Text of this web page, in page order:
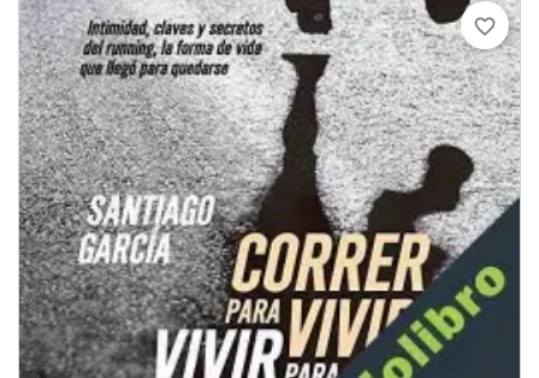
favorite_border